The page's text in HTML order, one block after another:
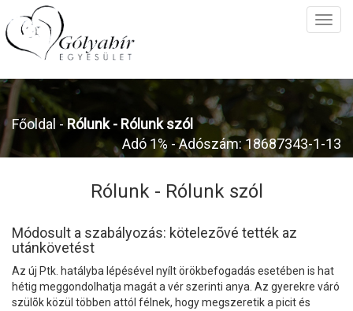
Főoldal -Rólunk - Rólunk szól
Adó 1% - Adószám: 18687343-1-13
Rólunk - Rólunk szól
Módosult a szabályozás: kötelezõvé tették az
utánkövetést
Az új Ptk. hatályba lépésével nyílt örökbefogadás esetében is hat
hétig meggondolhatja magát a vér szerinti anya. Az gyerekre váró
szülõk közül többen attól félnek, hogy megszeretik a picit és